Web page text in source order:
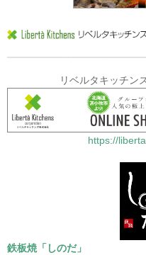
リベルタキッチン
https://
鉄板焼「しのだ」